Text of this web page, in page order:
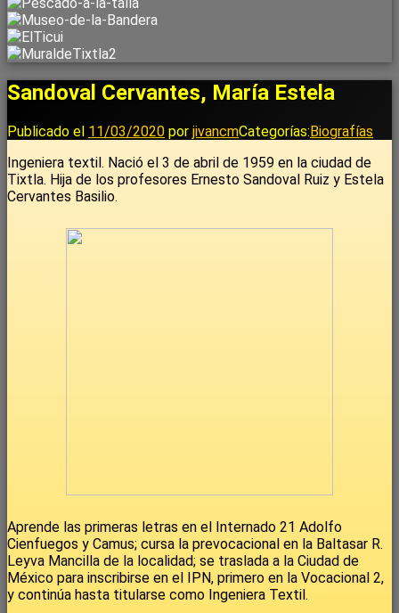
Sandoval Cervantes, María Estela
Publicado el 11/03/2020 por jivancmCategorías: Biografías
Ingeniera textil. Nació el 3 de abril de 1959 en la ciudad de
Tixtla. Hija de los profesores Ernesto Sandoval Ruiz y Estela
Cervantes Basilio.
Aprende las primeras letras en el Internado 21 Adolfo
Cienfuegos y Camus; cursa la prevocacional en la Baltasar R.
Leyva Mancilla de la localidad; se traslada a la Ciudad de
México para inscribirse en el IPN, primero en la Vocacional 2,
y continúa hasta titularse como Ingeniera Textil.